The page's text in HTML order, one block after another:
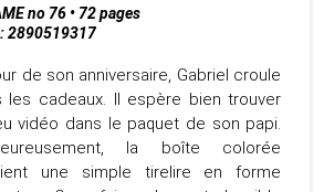
no 76 • 72 pages
2890519317
de son anniversaire, Gabriel croule
les cadeaux. Il espère bien trouver
vidéo dans le paquet de son papi.
la boîte colorée
une simple tirelire en forme